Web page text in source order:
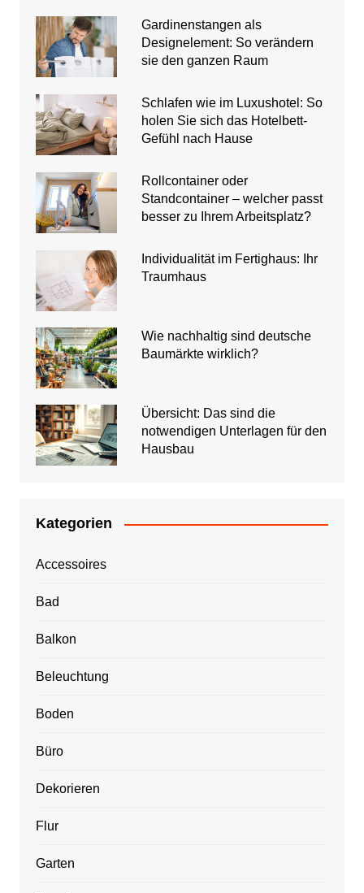
Gardinenstangen als
Designelement: So verändern
sie den ganzen Raum
Schlafen wie im Luxushotel: So
holen Sie sich das Hotelbett-
Gefühl nach Hause
Rollcontainer oder
Standcontainer – welcher passt
besser zu Ihrem Arbeitsplatz?
Individualität im Fertighaus: Ihr
Traumhaus
Wie nachhaltig sind deutsche
Baumärkte wirklich?
Übersicht: Das sind die
notwendigen Unterlagen für den
Hausbau
Kategorien
Accessoires
Bad
Balkon
Beleuchtung
Boden
Büro
Dekorieren
Flur
Garten